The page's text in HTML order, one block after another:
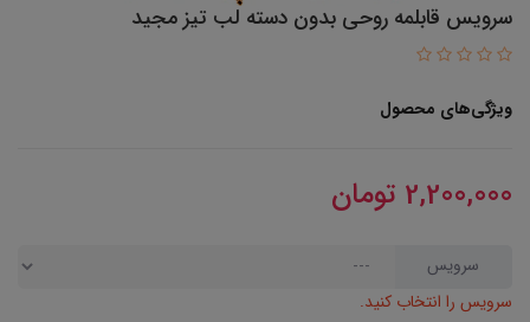
سرویس قابلمه روحی بدون دسته لب تیز مجید
ویژگی‌های محصول
2,200,000 تومان
سرویس
سرویس را انتخاب کنید.